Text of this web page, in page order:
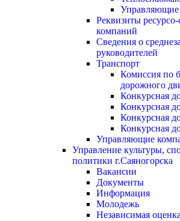
Управляющие
Реквизиты
компаний
Сведения о
руководителей
Транспорт
Комиссия по
дорожного
Конкурсная
Конкурсная
Конкурсная
Конкурсная
Управляющие
Управление культуры,
политики г.Саяногорска
Вакансии
Документы
Информация
Молодежь
Независимая оценка